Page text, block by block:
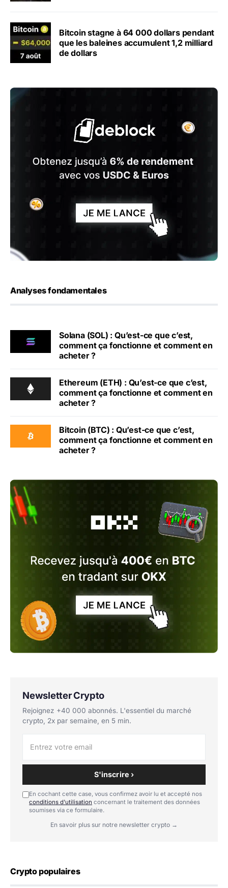
Bitcoin stagne à 64 000 dollars pendant
que les baleines accumulent 1,2 milliard
de dollars
Analyses fondamentales
Solana (SOL) : Qu’est-ce que c’est,
comment ça fonctionne et comment en
acheter ?
Ethereum (ETH) : Qu’est-ce que c’est,
comment ça fonctionne et comment en
acheter ?
Bitcoin (BTC) : Qu’est-ce que c’est,
comment ça fonctionne et comment en
acheter ?
Newsletter Crypto
Rejoignez +40 000 abonnés. L'essentiel du marché
crypto, 2x par semaine, en 5 min.
S'inscrire ›
En cochant cette case, vous confirmez avoir lu et accepté nos
conditions d'utilisation concernant le traitement des données
soumises via ce formulaire.
En savoir plus sur notre newsletter crypto →
Crypto populaires